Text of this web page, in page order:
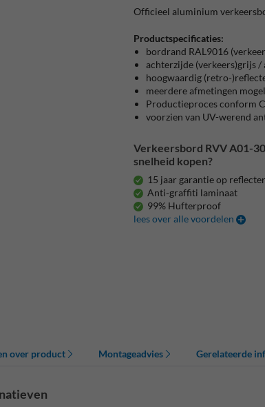
Officieel aluminium
Productspecificaties:
bordrand RAL9016
achterzijde (verkeers)grijs
hoogwaardig (retro-
meerdere afmetingen
Productieproces conform
voorzien van UV-werend
Verkeersbord RVV A01-
snelheid kopen?
15 jaar garantie op
Anti-graffiti laminaat
99% Hufterproof
lees over alle voordelen
over product Montageadvies Gerelateerde